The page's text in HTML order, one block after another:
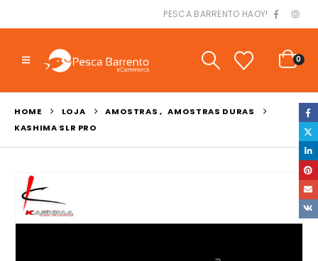
PESCA BARRENTO HAOY!
0
HOME LOJA AMOSTRAS , AMOSTRAS DURAS
KASHIMA SLR PRO